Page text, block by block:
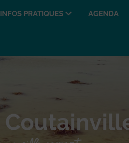
INFOS PRATIQUES AGENDA